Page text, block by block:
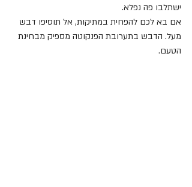
ישתלבו פה נפלא.
אם בא לכם להפחית במתיקות, אל תוסיפו דבש
מעל. הדבש בתערובת הפנקוטה מספיק מבחינת
הטעם.